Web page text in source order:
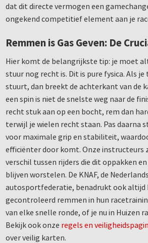
dat dit directe vermogen een
ongekend competitief element aan je
Remmen is Gas Geven: De
Hier komt de belangrijkste tip: je moet
stuur nog recht is. Dit is pure fysica. Als
stuurt, dan breekt de achterkant van de
een spin is niet de snelste weg naar de
recht stuk aan op een bocht, rem dan
terwijl je wielen recht staan. Pas daarna
voor maximale grip en stabiliteit,
efficiënter door komt. Onze instructeurs
verschil tussen rijders die dit oppakken
blijven worstelen. De KNAF, de
autosportfederatie, benadrukt ook altijd
gecontroleerd remmen in hun
van elke snelle ronde, of je nu in Huizen
Bekijk ook onze regels en
over veilig karten.